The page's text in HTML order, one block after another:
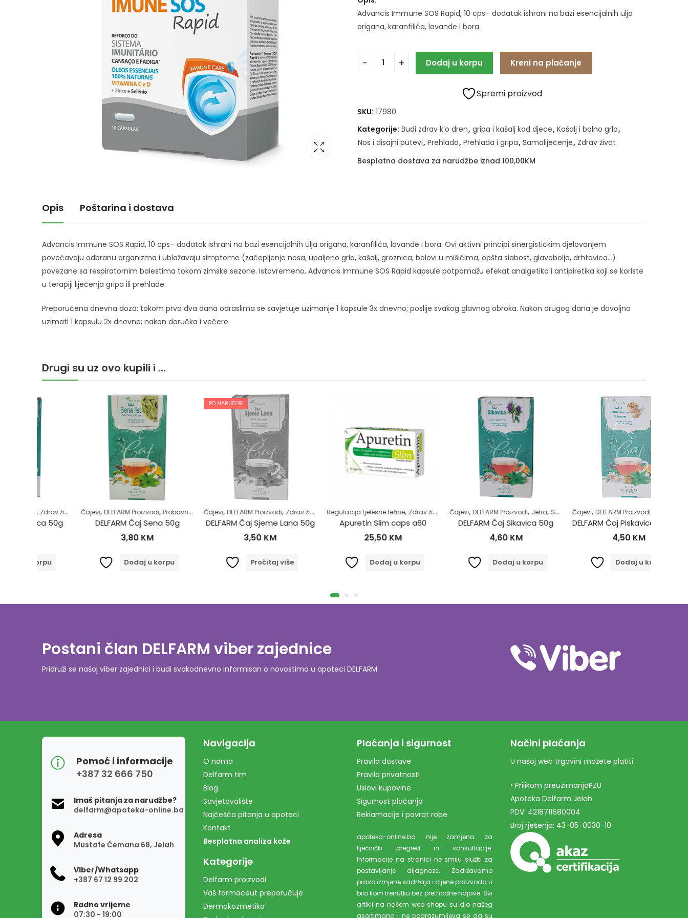
Advancis Immune SOS Rapid, 10 cps– dodatak ishrani na bazi esencijalnih ulja
origana, karanfilića, lavande i bora.
Dodaj u korpu Kreni na plaćanje
Spremi proizvod
SKU: 17980
Kategorije: Budi zdrav k’o dren, gripa i kašalj kod djece, Kašalj i bolno grlo,
Nos i disajni putevi, Prehlada, Prehlada i gripa, Samoliječenje, Zdrav život
Besplatna dostava za narudžbe iznad 100,00KM
Opis Poštarina i dostava
Advancis Immune SOS Rapid, 10 cps– dodatak ishrani na bazi esencijalnih ulja origana, karanfilića, lavande i bora. Ovi aktivni principi sinergističkim djelovanjem
povećavaju odbranu organizma i ublažavaju simptome (začepljenje nosa, upaljeno grlo, kašalj, groznica, bolovi u mišićima, opšta slabost, glavobolja, drhtavica…)
povezane sa respiratornim bolestima tokom zimske sezone. Istovremeno, Advancis Immune SOS Rapid kapsule potpomažu efekat analgetika i antipiretika koji se koriste
u terapiji liječenja gripa ili prehlade.
Preporučena dnevna doza: tokom prva dva dana odraslima se savjetuje uzimanje 1 kapsule 3x dnevno; poslije svakog glavnog obroka. Nakon drugog dana je dovoljno
uzimati 1 kapsulu 2x dnevno; nakon doručka i večere.
Drugi su uz ovo kupili i ...
, Zubobolja
Čajevi,DELFARM Proizvodi,Probavni sistem ,Regulacija stolice-zatvor,Samoliječenje,Zdrav život
DELFARM Čaj Sena 50g
Dodaj u korpu
Čajevi,DELFARM Proizvodi,Zdrav život
DELFARM Čaj Sjeme Lana 50g
Pročitaj više
Regulacija tjelesne težine,Zdrav život
Apuretin Slim caps a60
Dodaj u korpu
Čajevi,DELFARM Proizvodi,Jetra,Samoliječenje , Zdrav život
DELFARM Čaj Sikavica 50g
Dodaj u korpu
Čajevi,DELFARM Proizvodi,Samoliječenje
DELFARM Čaj Piskavica Sjeme 50g
Dodaj u korpu
Postani član DELFARM viber zajednice
Pridruži se našoj viber zajednici i budi svakodnevno informisan o novostima u apoteci DELFARM
Pomoć i informacije
+387 32 666 750
Imaš pitanja za narudžbe?
delfarm@apoteka-online.ba
Adresa
Mustafe Ćemana 68, Jelah
Viber/Whatsapp
+387 67 12 99 202
Radno vrijeme
07:30 - 19:00
Navigacija
O nama
Delfarm tim
Blog
Savjetovalište
Najčešća pitanja u apoteci
Kontakt
Besplatna analiza kože
Kategorije
Delfarm proizvodi
Vaš farmaceut preporučuje
Dermokozmetika
Plaćanja i sigurnost
Pravila dostave
Pravila privatnosti
Uslovi kupovine
Sigurnost plaćanja
Reklamacije i povrat robe
apoteka-online.ba nije zamjena za
liječnički pregled ni konsultacije.
Informacije na stranici ne smiju služiti za
postavljanje dijagnoze. Zadržavamo
pravo izmjene sadržaja i cijene proizvoda u
bilo kom trenutku bez prethodne najave. Svi
artikli na našem web shopu su dio našeg
asortimana i ne podrazumijeva se da su
Načini plaćanja
U našoj web trgovini možete platiti:
• Prilikom preuzimanjaPZU
Apoteka Delfarm Jelah
PDV: 4218711680004
Broj rješenja: 43-05-0030-10